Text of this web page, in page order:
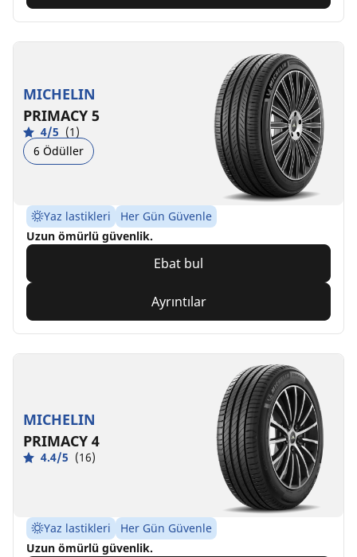
MICHELIN
PRIMACY 5
4/5 (1)
6 Ödüller
Yaz lastikleri
Her Gün Güvenle
Uzun ömürlü güvenlik.
Ebat bul
Ayrıntılar
MICHELIN
PRIMACY 4
4.4/5 (16)
Yaz lastikleri
Her Gün Güvenle
Uzun ömürlü güvenlik.